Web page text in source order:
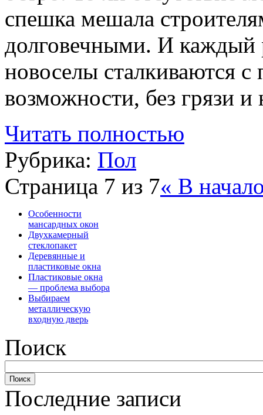
спешка мешала
долговечными. И каждый
новоселы сталкиваются
возможности, без грязи и
Читать полностью
Рубрика: Пол
Страница 7 из 7« В
Особенности
мансардных окон
Двухкамерный
стеклопакет
Деревянные и
пластиковые окна
Пластиковые окна
— проблема выбора
Выбираем
металлическую
входную дверь
Поиск
Последние записи